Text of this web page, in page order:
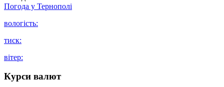
Погода у Тернополі
вологість:
тиск:
вітер:
Курси валют